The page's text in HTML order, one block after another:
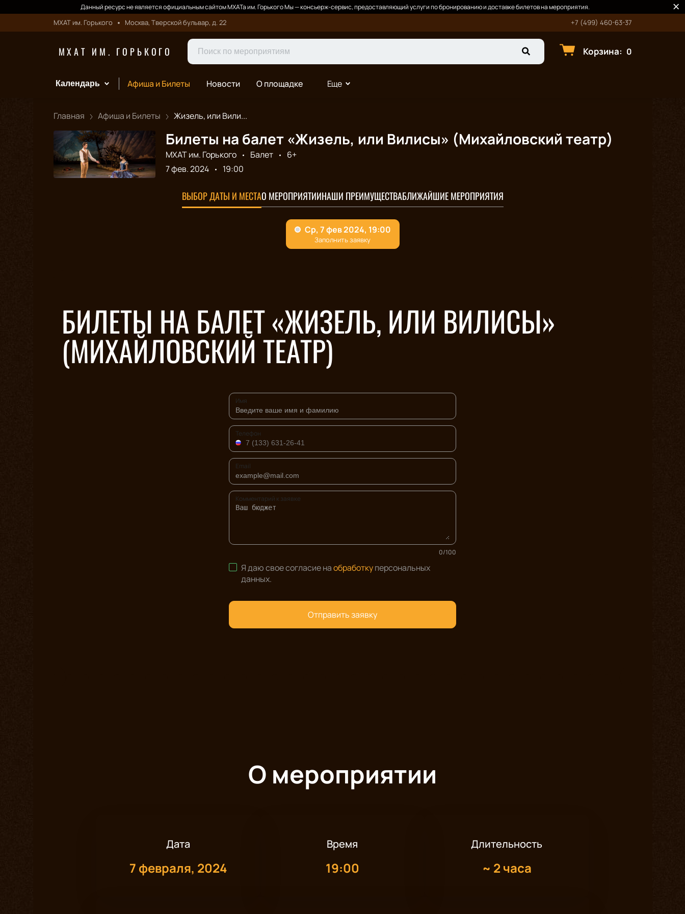
Данный ресурс не является официальным сайтом МХАТа им. Горького Мы — консьерж-сервис, предоставляющий услуги по бронированию и доставке билетов на мероприятия.
МХАТ им. Горького Москва, Тверской бульвар, д. 22 +7 (499) 460-63-37
МХАТ ИМ. ГОРЬКОГО Корзина: 0
Календарь Афиша и Билеты Новости О площадке Еще
Главная Афиша и Билеты Жизель, или Вили...
Билеты на балет «Жизель, или Вилисы» (Михайловский театр)
МХАТ им. Горького Балет
6+
7 фев. 2024
19:00
ВЫБОР ДАТЫ И МЕСТАО МЕРОПРИЯТИИНАШИ ПРЕИМУЩЕСТВАБЛИЖАЙШИЕ МЕРОПРИЯТИЯ
БИЛЕТЫ НА БАЛЕТ «ЖИЗЕЛЬ, ИЛИ ВИЛИСЫ»
(МИХАЙЛОВСКИЙ ТЕАТР)
Имя
Телефон
Email
Комментарий к заявке
0/100
Я даю свое согласие наобработкуперсональных
данных.
Отправить заявку
О мероприятии
Дата
7 февраля, 2024
Время
19:00
Длительность
~ 2 часа